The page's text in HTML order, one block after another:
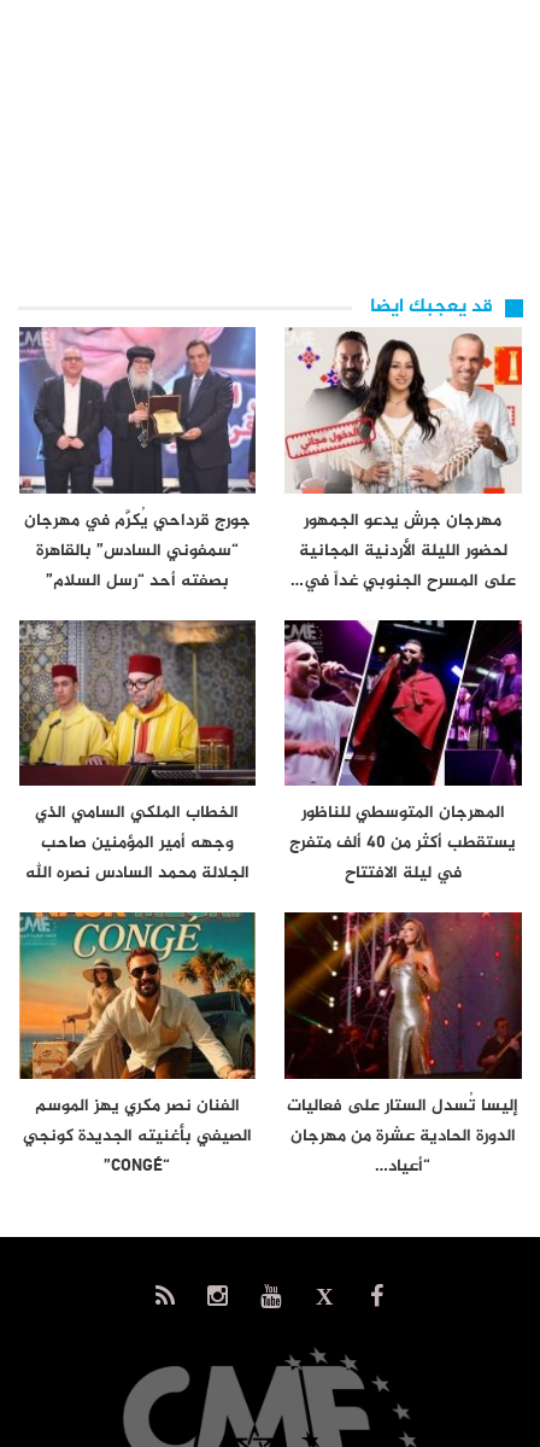
قد يعجبك ايضا
مهرجان جرش يدعو الجمهور
لحضور الليلة الأردنية المجانية
على المسرح الجنوبي غداً في…
جورج قرداحي يُكرَّم في مهرجان
“سمفوني السادس” بالقاهرة
بصفته أحد “رسل السلام”
المهرجان المتوسطي للناظور
يستقطب أكثر من 40 ألف متفرج
في ليلة الافتتاح
الخطاب الملكي السامي الذي
وجهه أمير المؤمنين صاحب
الجلالة محمد السادس نصره الله
إليسا تُسدل الستار على فعاليات
الدورة الحادية عشرة من مهرجان
“أعياد…
الفنان نصر مكري يهز الموسم
الصيفي بأغنيته الجديدة كونجي
“CONGÉ”